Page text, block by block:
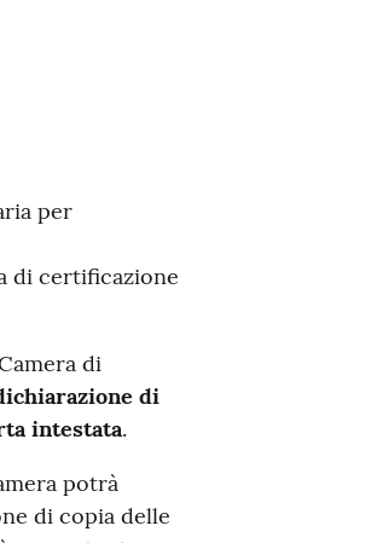
per
di certificazione
di
di
intestata.
potrà
di copia delle